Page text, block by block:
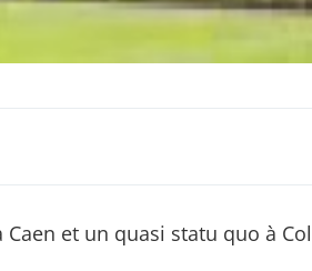
et un quasi statu quo à